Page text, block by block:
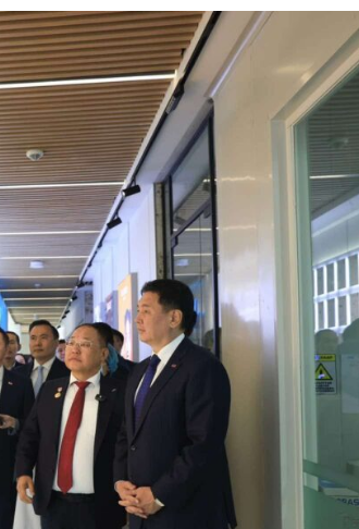
About
Contact us
Subscription Plans
My account